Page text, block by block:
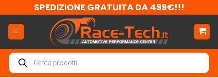
ai
contenuti
SPEDIZIONE GRATUITA DA 499€!!!
Ricerca
prodotti